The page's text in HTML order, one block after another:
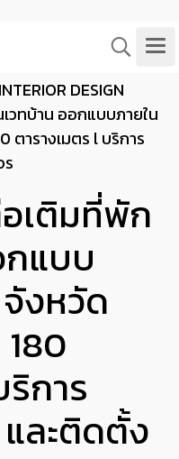
INTERIOR DESIGN
วทบ้าน ออกแบบภายใน
ตารางเมตร l บริการ
เติมที่พัก
กแบบ
งหวัด
การ
ละติดตั้ง